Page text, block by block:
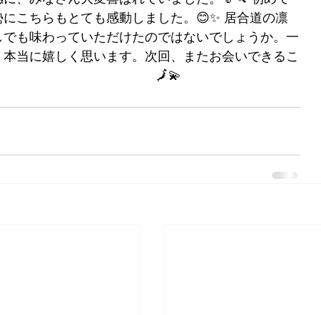
こちらもとても感動しました。😊✨ 居合道の凛
も味わっていただけたのではないでしょうか。一
当に嬉しく思います。次回、またお会いできるこ
🗾💫